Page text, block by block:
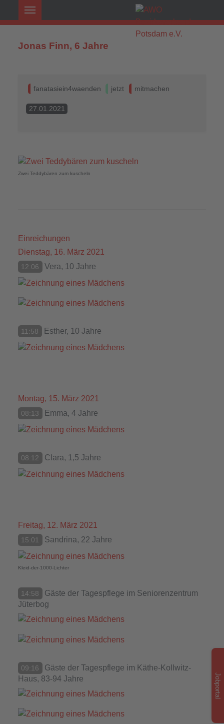
Jonas Finn, 6 Jahre
fanatasiein4waenden jetzt mitmachen
27.01.2021
Zwei Teddybären zum kuscheln
Einreichungen
Dienstag, 16. März 2021
12:06 Vera, 10 Jahre
11:58 Esther, 10 Jahre
Montag, 15. März 2021
08:13 Emma, 4 Jahre
08:12 Clara, 1,5 Jahre
Freitag, 12. März 2021
15:01 Sandrina, 22 Jahre
Kleid-der-1000-Lichter
14:58
Gäste der Tagespflege im Seniorenzentrum
Jüterbog
09:16
Gäste der Tagespflege im Käthe-Kollwitz-
Haus, 83-94 Jahre
Jobportal